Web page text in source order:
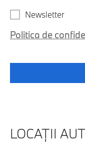
Newsletter
Politica de
LOCAŢII